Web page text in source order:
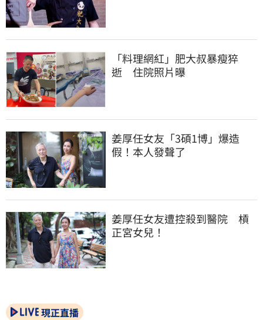
「料理網紅」肥大叔暴瘦猝
逝　住院照片曝
姜厚任女友「3碩1博」爆造
假！本人發聲了
姜厚任女友遭控殺到醫院　槓
正宮女兒！
現正直播